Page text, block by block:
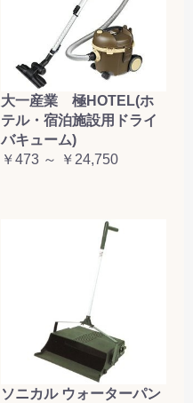
大一産業 極HOTEL(ホ
テル・宿泊施設用ドライ
バキューム)
￥473 ～ ￥24,750
ソニカル ウォーターパン